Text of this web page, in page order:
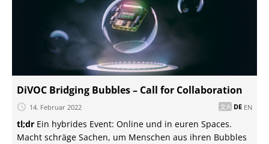
DiVOC Bridging Bubbles – Call for Collaboration
14. Februar 2022 DE EN
tl;dr Ein hybrides Event: Online und in euren Spaces.
Macht schräge Sachen, um Menschen aus ihren Bubbles